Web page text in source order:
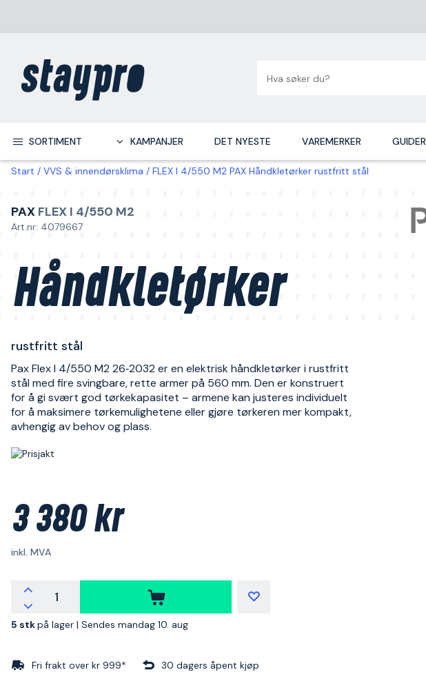
SORTIMENT KAMPANJER DET NYESTE VAREMERKER GUIDER
Start VVS & innendørsklima FLEX I 4/550 M2 PAX Håndkletørker rustfritt stål
PAX FLEX I 4/550 M2
Art.nr: 4079667
Håndkletørker
rustfritt stål
Pax Flex I 4/550 M2 26‑2032 er en elektrisk håndkletørker i rustfritt
stål med fire svingbare, rette armer på 560 mm. Den er konstruert
for å gi svært god tørkekapasitet – armene kan justeres individuelt
for å maksimere tørkemulighetene eller gjøre tørkeren mer kompakt,
avhengig av behov og plass.
3 380 kr
inkl. MVA
5 stkpå lager | Sendes mandag 10. aug
Fri frakt over kr 999* 30 dagers åpent kjøp